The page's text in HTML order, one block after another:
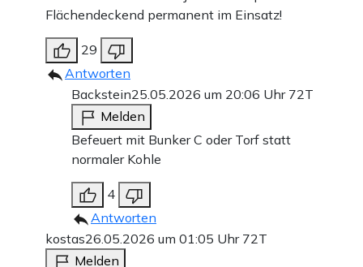
Flächendeckend permanent im Einsatz!
29
Antworten
Backstein25.05.2026 um 20:06 Uhr 72T
Melden
Befeuert mit Bunker C oder Torf statt
normaler Kohle
4
Antworten
kostas26.05.2026 um 01:05 Uhr 72T
Melden